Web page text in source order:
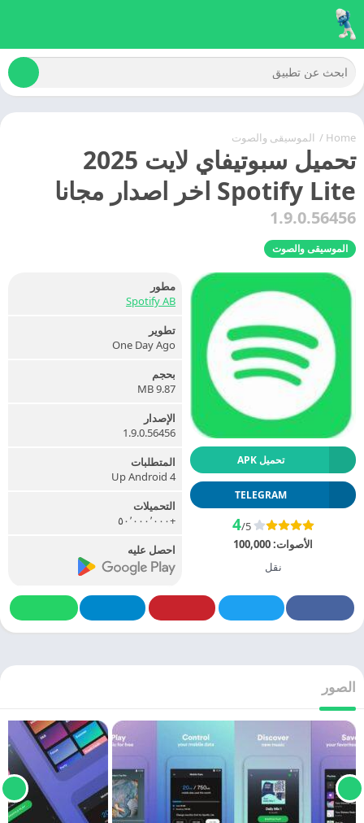
Home
/ الموسيقى والصوت
تحميل سبوتيفاي لايت 2025
Spotify Lite اخر اصدار مجانا
1.9.0.56456
الموسيقى والصوت
تحميل APK
TELEGRAM
4/5
الأصوات:100,000
نقل
مطور
Spotify AB
تطوير
One Day Ago
بحجم
9.87 MB
الإصدار
1.9.0.56456
المتطلبات
Up Android 4
التحميلات
+٥٠٬٠٠٠٬٠٠٠
احصل عليه
الصور